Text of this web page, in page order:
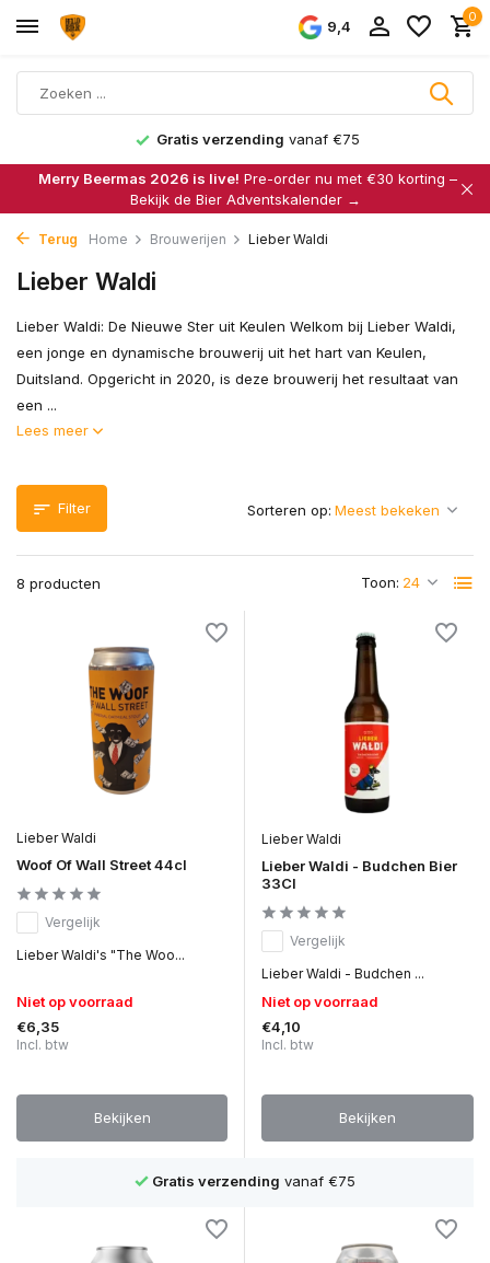
9,4
0
Gratis verzending vanaf €75
Merry Beermas 2026 is live! Pre-order nu met €30 korting –
Bekijk de Bier Adventskalender →
Terug Home Brouwerijen Lieber Waldi
Lieber Waldi
Lieber Waldi: De Nieuwe Ster uit Keulen Welkom bij Lieber Waldi,
een jonge en dynamische brouwerij uit het hart van Keulen,
Duitsland. Opgericht in 2020, is deze brouwerij het resultaat van
een ...
Lees meer
Filter
8 producten Toon:
Sorteren op:
Lieber Waldi
Woof Of Wall Street 44cl
Vergelijk
Lieber Waldi's "The Woo...
Niet op voorraad
€6,35
Incl. btw
Bekijken
Lieber Waldi
Lieber Waldi - Budchen Bier
33Cl
Vergelijk
Lieber Waldi - Budchen ...
Niet op voorraad
€4,10
Incl. btw
Bekijken
1500+ bieren